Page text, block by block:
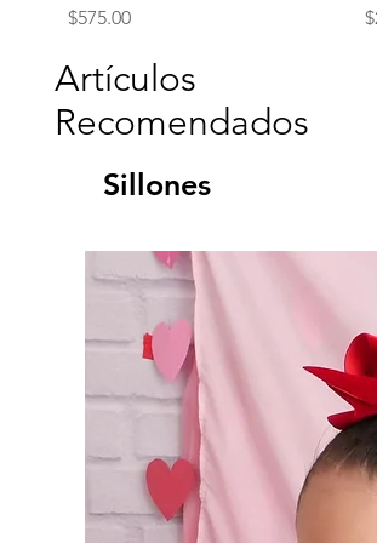
Precio
$575.00
Artículos
Recomendados
Sillones